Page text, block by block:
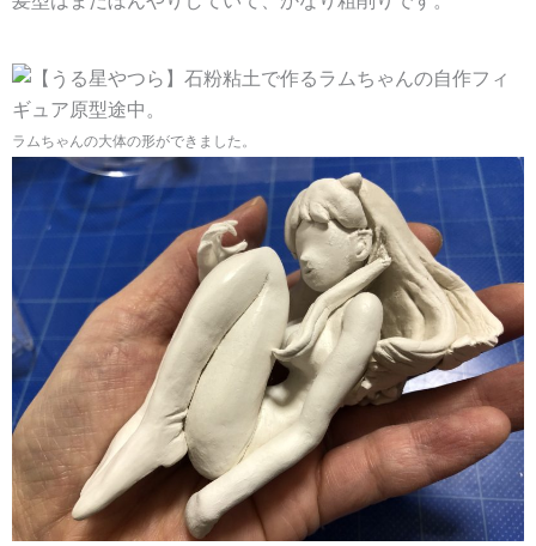
ラムちゃんの大体の形ができました。